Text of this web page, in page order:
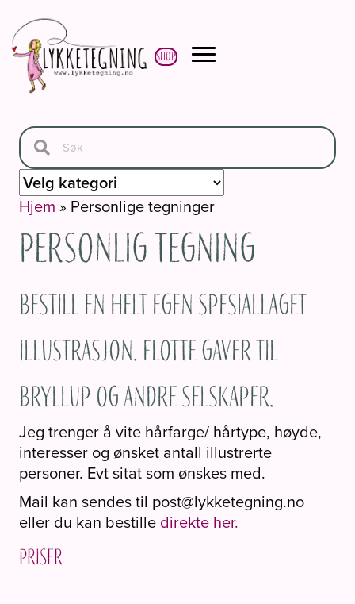
Shop
Hjem » Personlige tegninger
Personlig tegning
Bestill en helt egen spesiallaget
illustrasjon. Flotte gaver til
bryllup og andre selskaper.
Jeg trenger å vite hårfarge/ hårtype, høyde,
interesser og ønsket antall illustrerte
personer. Evt sitat som ønskes med.
Mail kan sendes til post@lykketegning.no
eller du kan bestille direkte her.
Priser